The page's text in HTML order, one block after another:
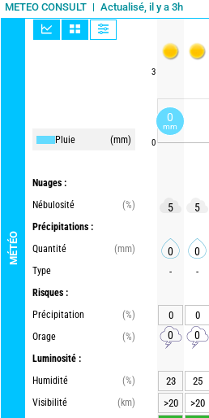
METEO CONSULT Actualisé, il y a 3h
MÉTÉO
Pluie (mm)
Nuages :
Nébulosité
(%)
Précipitations :
Quantité
(mm)
Type
Risques :
Précipitation
(%)
Orage
(%)
Luminosité :
Humidité
(%)
Visibilité
(km)
3
0
5 5
0 0
- -
0 0
0 0
23 25
>20
>20
0
mm